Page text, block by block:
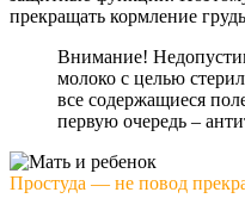
прекращать кормление
Внимание!
молоко с целью
все содержащиеся
первую очередь –
Простуда — не повод